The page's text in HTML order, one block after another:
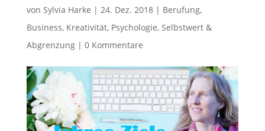
von Sylvia Harke | 24. Dez. 2018| Berufung,
Business, Kreativität, Psychologie, Selbstwert &
Abgrenzung| 0 Kommentare